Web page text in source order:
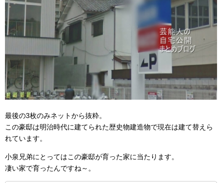
最後の3枚のみネットから抜粋。
この豪邸は明治時代に建てられた歴史物建造物で現在は建て替えら
れています。
小泉兄弟にとってはこの豪邸が育った家に当たります。
凄い家で育ったんですね～。